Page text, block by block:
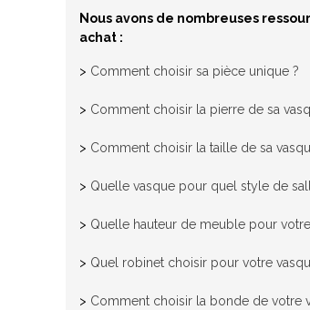
Nous avons de nombreuses
achat :
> Comment choisir sa pièce unique ?
> Comment choisir la pierre de sa
> Comment choisir la taille de sa
> Quelle vasque pour quel style de
> Quelle hauteur de meuble pour
> Quel robinet choisir pour votre
> Comment choisir la bonde de votre